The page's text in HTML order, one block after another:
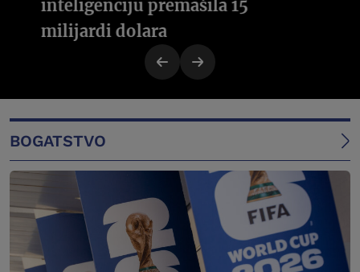
inteligenciju premašila 15
milijardi dolara
BOGATSTVO